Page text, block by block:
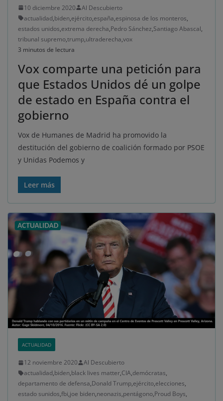
10 diciembre 2020
Al Descubierto
actualidad,biden,ejército,españa,espinosa de los monteros,
estados unidos,extrema derecha,Pedro Sánchez,Santiago Abascal,
tribunal supremo,trump,ultraderecha,vox
3 minutos de lectura
Vox comparte una petición para
que Estados Unidos dé un golpe
de estado en España contra el
gobierno
Vox de Humanes de Madrid ha promovido la
destitución del gobierno de coalición formado por PSOE
y Unidas Podemos y
Leer más
ACTUALIDAD
12 noviembre 2020
Al Descubierto
actualidad,biden,black lives matter,CIA,demócratas,
departamento de defensa,Donald Trump,ejército,elecciones,
estado sunidos,fbi,joe biden,neonazis,pentágono,Proud Boys,